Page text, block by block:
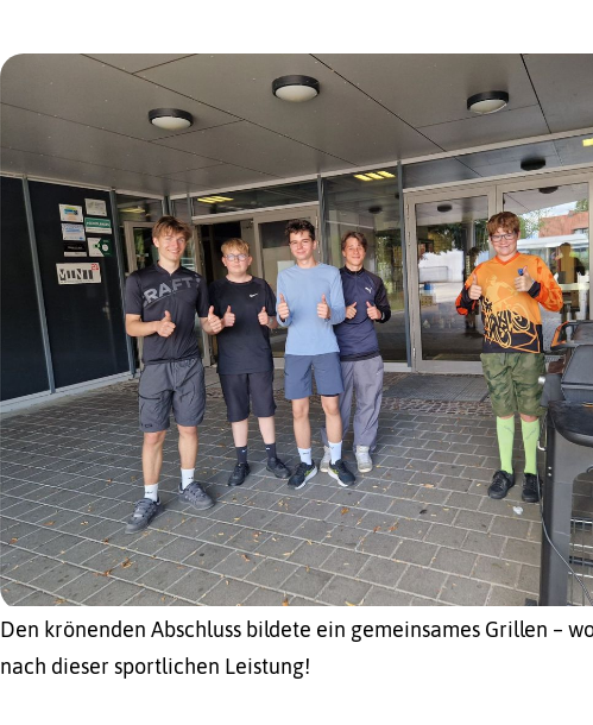
Den krönenden Abschluss bildete ein gemeinsames Grillen –
nach dieser sportlichen Leistung!